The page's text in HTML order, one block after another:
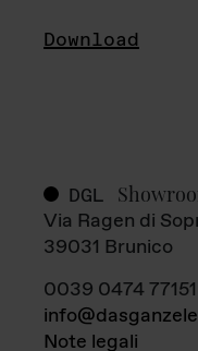
Download
DGL
Via Ragen di
39031 Brunico
0039 0474
Note legali